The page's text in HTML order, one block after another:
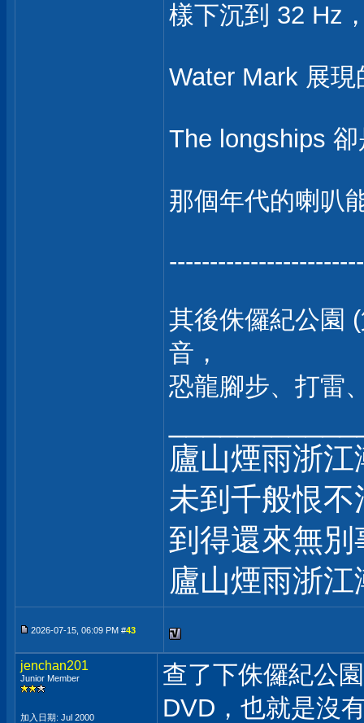
樣下沉到 32 Hz
Water Mark 展
The longships
那個年代的喇叭
其後侏儸紀公園
音，
恐龍腳步、打雷
廬山煙雨浙江
未到千般恨不
到得還來無別
廬山煙雨浙江
2026-07-15, 06:09 PM #43
jenchan201
Junior Member
加入日期: Jul 2000
查了下侏儸紀公
DVD，也就是沒